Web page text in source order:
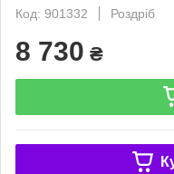
Код: 901332
Роздріб
8 730 ₴